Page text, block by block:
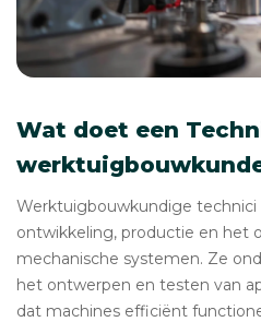
Wat doet een
Werktuigbouwkundige technici
ontwikkeling, productie en het
mechanische systemen. Ze
het ontwerpen en testen van
dat machines efficiënt